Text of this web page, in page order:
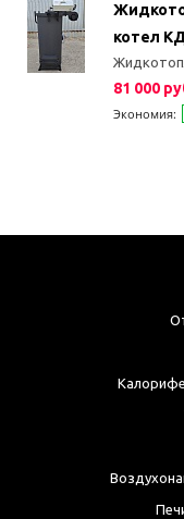
котел
81 000
Экономия: